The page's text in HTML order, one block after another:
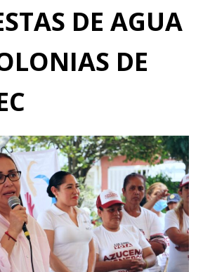
DE AGUA
DE